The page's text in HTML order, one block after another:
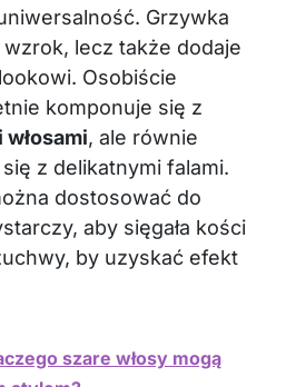
Grzywka
lecz także dodaje
Osobiście
komponuje się z
, ale równie
z delikatnymi falami.
dostosować do
aby sięgała kości
by uzyskać efekt
szare włosy mogą